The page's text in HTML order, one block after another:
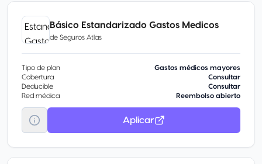
Básico Estandarizado Gastos Medicos
de Seguros Atlas
Tipo de plan
Gastos médicos mayores
Cobertura
Consultar
Deducible
Consultar
Red médica
Reembolso abierto
Aplicar